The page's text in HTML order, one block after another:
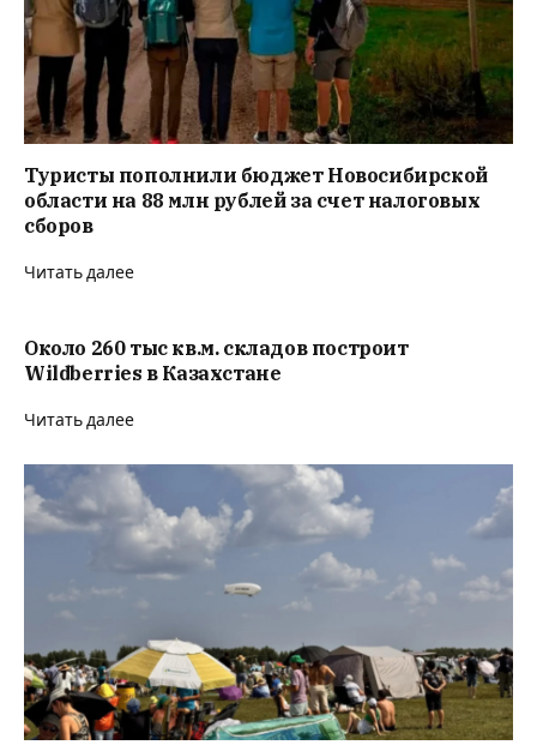
Туристы пополнили бюджет Новосибирской
области на 88 млн рублей за счет налоговых
сборов
Читать далее
Около 260 тыс кв.м. складов построит
Wildberries в Казахстане
Читать далее